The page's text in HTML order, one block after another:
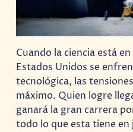
Cuando la ciencia está
Estados Unidos se
tecnológica, las
máximo. Quien logre
ganará la gran carrera
todo lo que esta tiene en